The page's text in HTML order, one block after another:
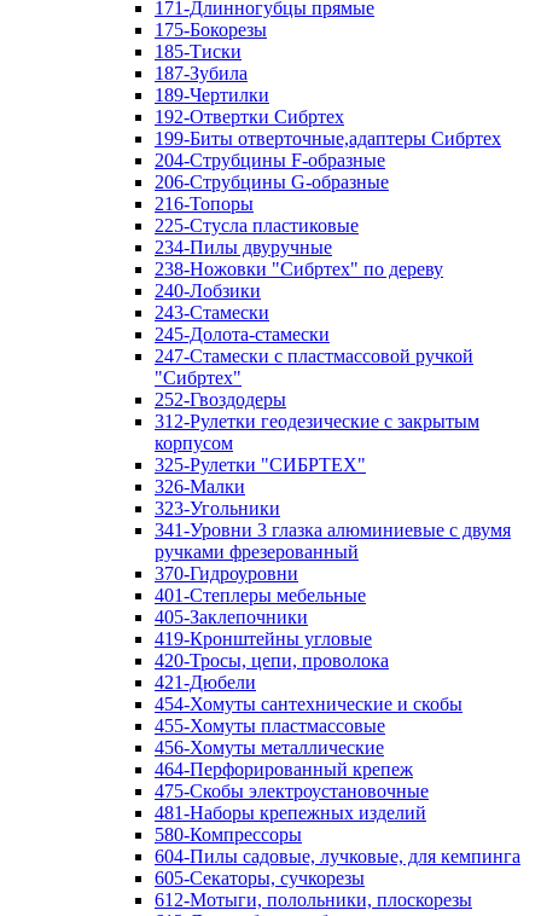
171-Длинногубцы прямые
175-Бокорезы
185-Тиски
187-Зубила
189-Чертилки
192-Отвертки Сибртех
199-Биты отверточные,адаптеры Сибртех
204-Струбцины F-образные
206-Струбцины G-образные
216-Топоры
225-Стусла пластиковые
234-Пилы двуручные
238-Ножовки "Сибртех" по дереву
240-Лобзики
243-Стамески
245-Долота-стамески
247-Стамески с пластмассовой ручкой
"Сибртех"
252-Гвоздодеры
312-Рулетки геодезические с закрытым
корпусом
325-Рулетки "СИБРТЕХ"
326-Малки
323-Угольники
341-Уровни 3 глазка алюминиевые с двумя
ручками фрезерованный
370-Гидроуровни
401-Степлеры мебельные
405-Заклепочники
419-Кронштейны угловые
420-Тросы, цепи, проволока
421-Дюбели
454-Хомуты сантехнические и скобы
455-Хомуты пластмассовые
456-Хомуты металлические
464-Перфорированный крепеж
475-Скобы электроустановочные
481-Наборы крепежных изделий
580-Компрессоры
604-Пилы садовые, лучковые, для кемпинга
605-Секаторы, сучкорезы
612-Мотыги, полольники, плоскорезы